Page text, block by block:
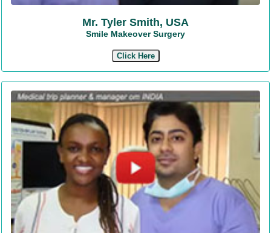
Mr. Tyler Smith, USA
Smile Makeover Surgery
Click Here